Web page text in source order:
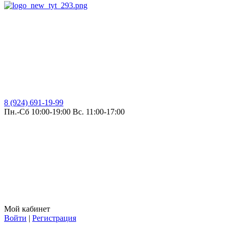
8 (924) 691-19-99
Пн.-Сб 10:00-19:00 Вс. 11:00-17:00
Мой кабинет
Войти | Регистрация